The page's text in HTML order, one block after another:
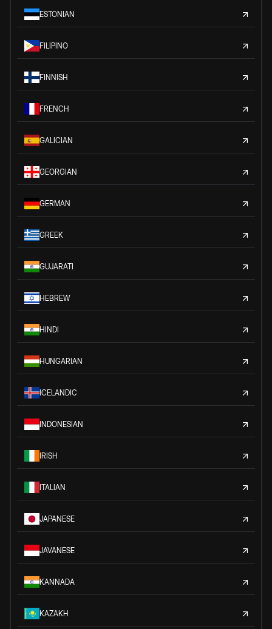
ESTONIAN
FILIPINO
FINNISH
FRENCH
GALICIAN
GEORGIAN
GERMAN
GREEK
GUJARATI
HEBREW
HINDI
HUNGARIAN
ICELANDIC
INDONESIAN
IRISH
ITALIAN
JAPANESE
JAVANESE
KANNADA
KAZAKH